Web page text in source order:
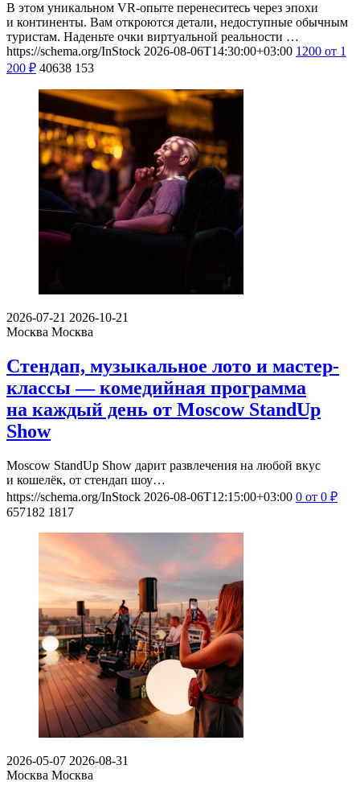
В этом уникальном VR-опыте перенеситесь через эпохи
и континенты. Вам откроются детали, недоступные обычным
туристам. Наденьте очки виртуальной реальности …
https://schema.org/InStock 2026-08-06T14:30:00+03:00 1200 от 1
200 ₽ 40638 153
2026-07-21 2026-10-21
Москва Москва
Стендап, музыкальное лото и мастер-
классы — комедийная программа
на каждый день от Moscow StandUp
Show
Moscow StandUp Show дарит развлечения на любой вкус
и кошелёк, от стендап шоу…
https://schema.org/InStock 2026-08-06T12:15:00+03:00 0 от 0 ₽
657182 1817
2026-05-07 2026-08-31
Москва Москва